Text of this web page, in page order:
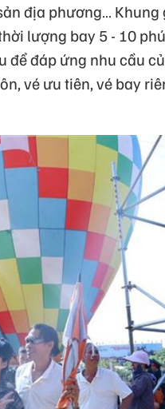
địa phương… Khung
lượng bay 5 - 10
để đáp ứng nhu cầu
vé ưu tiên, vé bay